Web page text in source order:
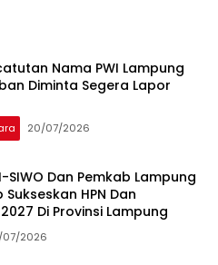
Nama PWI Lampung
Diminta Segera Lapor
20/07/2026
SIWO Dan Pemkab Lampung
Sukseskan HPN Dan
Di Provinsi Lampung
2026